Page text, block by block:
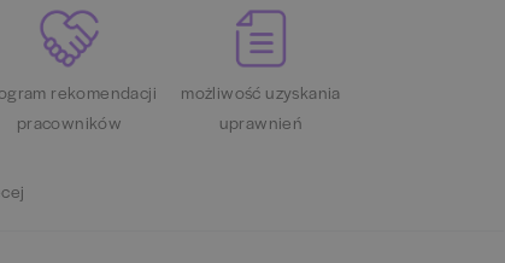
rekomendacji
pracowników
możliwość uzyskania
uprawnień